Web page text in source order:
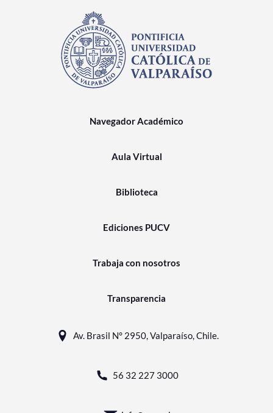
Navegador Académico
Aula Virtual
Biblioteca
Ediciones PUCV
Trabaja con nosotros
Transparencia
Av. Brasil N° 2950, Valparaíso, Chile.
56 32 227 3000